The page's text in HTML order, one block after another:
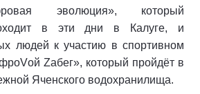
эволюция», который
в эти дни в Калуге, и
людей к участию в спортивном
Zабег», который пройдёт в
Яченского водохранилища.